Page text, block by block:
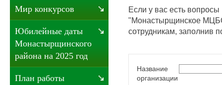
Если у вас есть
"Монастырщинское
сотрудникам, заполнив
Название
организации
Мир конкурсов
Юбилейные даты
Монастырщинского
района на 2025 год
План работы